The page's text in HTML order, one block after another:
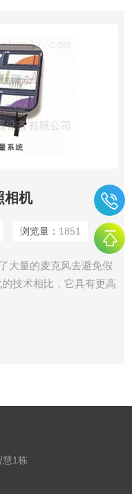
相机
浏览量： 1851
大量的麦克风去避免假
技术相比，它具有更高
带宽20Hz-20KHz。
慧1栋